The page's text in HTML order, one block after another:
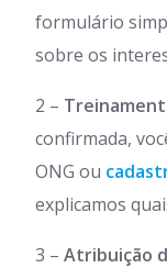
formulário
sobre os
2 –
confirmada,
ONG ou
explicamos
3 – Atribuição